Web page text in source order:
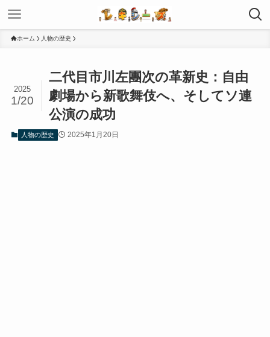
ホーム 人物の歴史
二代目市川左團次の革新史：自由
劇場から新歌舞伎へ、そしてソ連
公演の成功
2025
1/20
人物の歴史 2025年1月20日